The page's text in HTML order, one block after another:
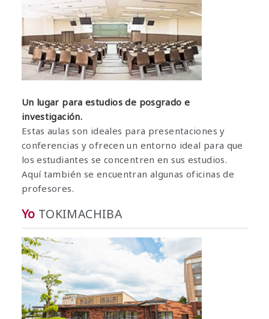
Un lugar para estudios de posgrado e
investigación.
Estas aulas son ideales para presentaciones y
conferencias y ofrecen un entorno ideal para que
los estudiantes se concentren en sus estudios.
Aquí también se encuentran algunas oficinas de
profesores.
Yo TOKIMACHIBA